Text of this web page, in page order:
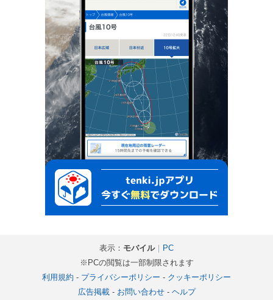
表示： モバイル｜ PC
※PCの閲覧は一部制限されます
利用規約 - プライバシーポリシー - クッキーポリシー
広告掲載- お問い合わせ- ヘルプ